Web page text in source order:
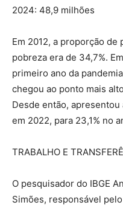
2024: 48,9 milhões
Em 2012, a proporção de
pobreza era de 34,7%.
primeiro ano da
chegou ao ponto mais
Desde então, apresentou
em 2022, para 23,1% no
TRABALHO E
O pesquisador do IBGE
Simões, responsável